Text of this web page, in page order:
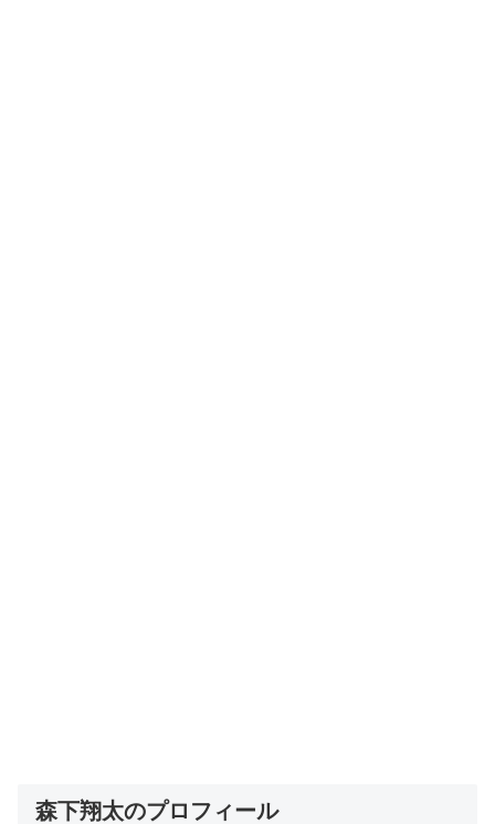
森下翔太のプロフィール